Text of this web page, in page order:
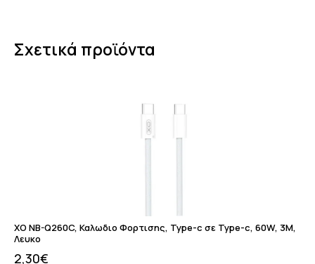
Σχετικά προϊόντα
XO NB-Q260C, Καλωδιο Φορτισης, Type-c σε Type-c, 60W, 3M,
Λευκο
2,30€